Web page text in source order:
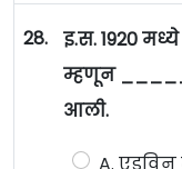
28.
इ.स. 1920
म्हणून
आली.